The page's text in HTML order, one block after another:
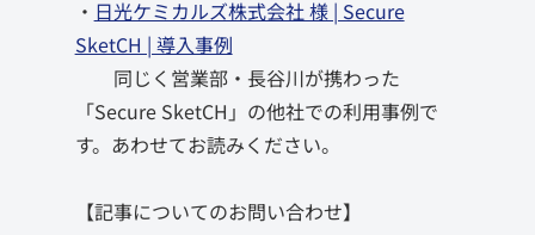
・ 日光ケミカルズ株式会社 様 | Secure
SketCH | 導入事例
同じく営業部・長谷川が携わった
「Secure SketCH」の他社での利用事例で
す。あわせてお読みください。
【記事についてのお問い合わせ】